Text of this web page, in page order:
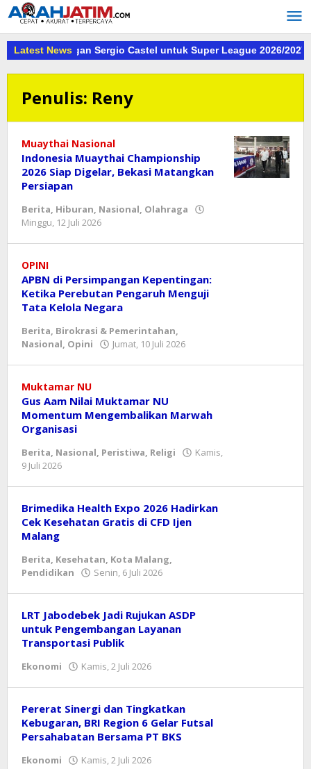
Lewati
ke
konten
Latest News
Tangan Sergio Castel untuk Super League 2026/2027
Penulis: Reny
Muaythai Nasional
Indonesia Muaythai Championship
2026 Siap Digelar, Bekasi Matangkan
Persiapan
Berita, Hiburan, Nasional, Olahraga
Minggu, 12 Juli 2026
OPINI
APBN di Persimpangan Kepentingan:
Ketika Perebutan Pengaruh Menguji
Tata Kelola Negara
Berita, Birokrasi & Pemerintahan,
Nasional, Opini Jumat, 10 Juli 2026
Muktamar NU
Gus Aam Nilai Muktamar NU
Momentum Mengembalikan Marwah
Organisasi
Berita, Nasional, Peristiwa, Religi
Kamis,
9 Juli 2026
Brimedika Health Expo 2026 Hadirkan
Cek Kesehatan Gratis di CFD Ijen
Malang
Berita, Kesehatan, Kota Malang,
Pendidikan
Senin, 6 Juli 2026
LRT Jabodebek Jadi Rujukan ASDP
untuk Pengembangan Layanan
Transportasi Publik
Ekonomi Kamis, 2 Juli 2026
Pererat Sinergi dan Tingkatkan
Kebugaran, BRI Region 6 Gelar Futsal
Persahabatan Bersama PT BKS
Ekonomi Kamis, 2 Juli 2026